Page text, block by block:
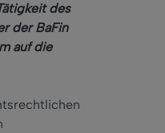
des
der BaFin
auf die